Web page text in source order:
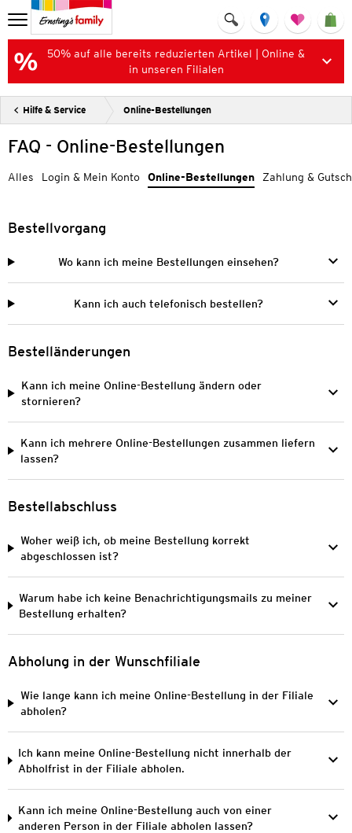
50% auf alle bereits reduzierten Artikel | Online &
in unseren Filialen
Hilfe & Service Online-Bestellungen
FAQ - Online-Bestellungen
Alles Login & Mein Konto Online-Bestellungen Zahlung &
Bestellvorgang
Wo kann ich meine Bestellungen einsehen?
Kann ich auch telefonisch bestellen?
Bestelländerungen
Kann ich meine Online-Bestellung ändern oder
stornieren?
Kann ich mehrere Online-Bestellungen zusammen liefern
lassen?
Bestellabschluss
Woher weiß ich, ob meine Bestellung korrekt
abgeschlossen ist?
Warum habe ich keine Benachrichtigungsmails zu meiner
Bestellung erhalten?
Abholung in der Wunschfiliale
Wie lange kann ich meine Online-Bestellung in der Filiale
abholen?
Ich kann meine Online-Bestellung nicht innerhalb der
Abholfrist in der Filiale abholen.
Kann ich meine Online-Bestellung auch von einer
anderen Person in der Filiale abholen lassen?